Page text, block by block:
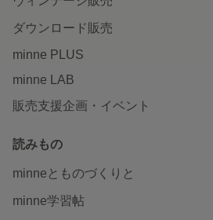
ダウンロード販売
minne PLUS
minne LAB
販売支援企画・イベント
読みもの
minneとものづくりと
minne学習帖